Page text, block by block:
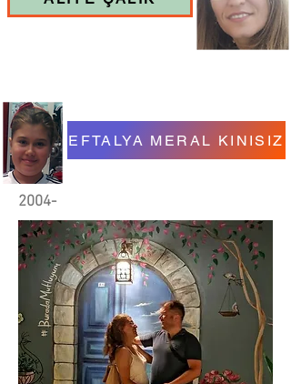
EFTALYA MERAL KINISIZ
2004-